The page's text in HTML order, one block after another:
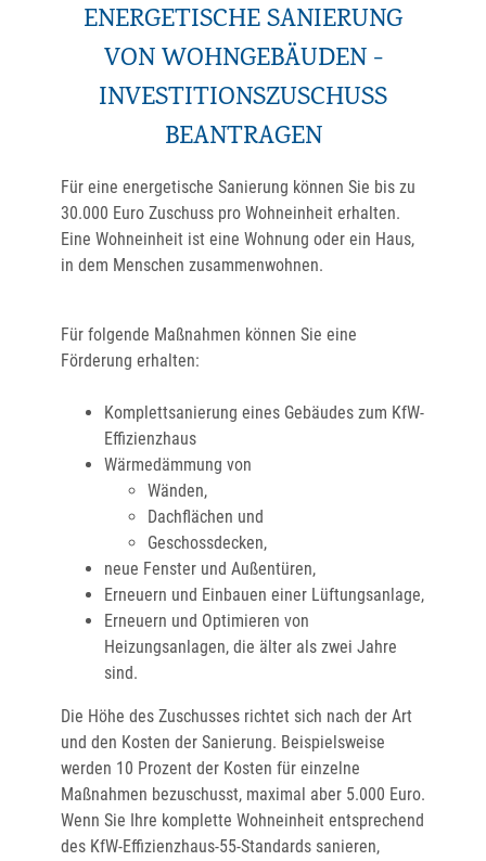
ENERGETISCHE SANIERUNG
VON WOHNGEBÄUDEN -
INVESTITIONSZUSCHUSS
BEANTRAGEN
Für eine energetische Sanierung können Sie bis zu
30.000 Euro Zuschuss pro Wohneinheit erhalten.
Eine Wohneinheit ist eine Wohnung oder ein Haus,
in dem Menschen zusammenwohnen.
Für folgende Maßnahmen können Sie eine
Förderung erhalten:
Komplettsanierung eines Gebäudes zum KfW-
Effizienzhaus
Wärmedämmung von
Wänden,
Dachflächen und
Geschossdecken,
neue Fenster und Außentüren,
Erneuern und Einbauen einer Lüftungsanlage,
Erneuern und Optimieren von
Heizungsanlagen, die älter als zwei Jahre
sind.
Die Höhe des Zuschusses richtet sich nach der Art
und den Kosten der Sanierung. Beispielsweise
werden 10 Prozent der Kosten für einzelne
Maßnahmen bezuschusst, maximal aber 5.000 Euro.
Wenn Sie Ihre komplette Wohneinheit entsprechend
des KfW-Effizienzhaus-55-Standards sanieren,